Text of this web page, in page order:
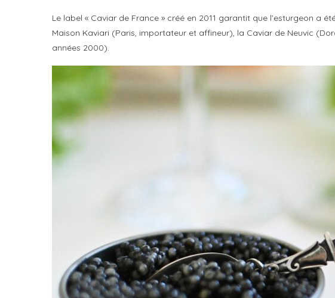
Le label « Caviar de France » créé en 2011 garantit que l’esturgeon a
Maison Kaviari (Paris, importateur et affineur), la Caviar de Neuvic
années 2000).